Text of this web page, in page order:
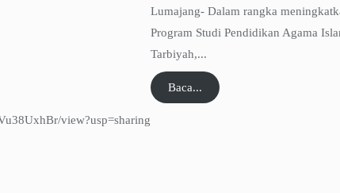
view?usp=sharing
Lumajang- Dalam rangka
Program Studi Pendidikan Agama
Tarbiyah,...
Baca...